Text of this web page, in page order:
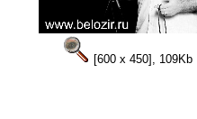
[600 x 450], 109Kb